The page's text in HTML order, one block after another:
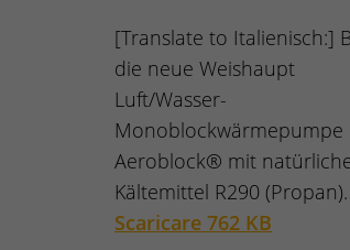
[Translate to Italienisch:]
die neue Weishaupt
Luft/Wasser-
Monoblockwärmepumpe
Aeroblock® mit
Kältemittel R290 (Propan).
Scaricare 762 KB